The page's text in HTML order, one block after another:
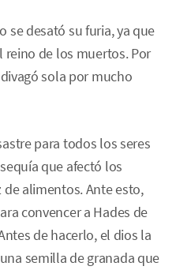
se desató su furia, ya que
reino de los muertos. Por
sola por mucho
para todos los seres
que afectó los
alimentos. Ante esto,
convencer a Hades de
de hacerlo, el dios la
semilla de granada que